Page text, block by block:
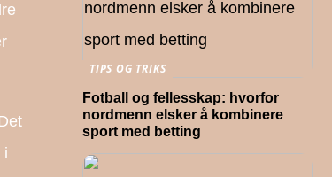
i
TIPS OG TRIKS
Fotball og fellesskap: hvorfor
nordmenn elsker å kombinere
sport med betting